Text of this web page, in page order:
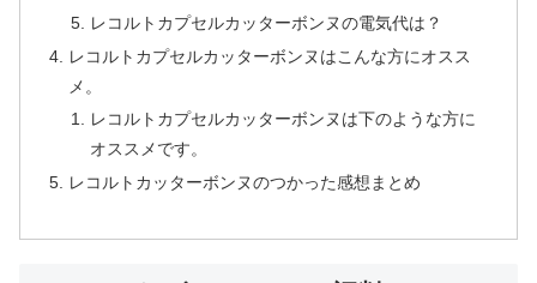
レコルトカプセルカッターボンヌの電気代は？
レコルトカプセルカッターボンヌはこんな方にオスス
メ。
レコルトカプセルカッターボンヌは下のような方に
オススメです。
レコルトカッターボンヌのつかった感想まとめ